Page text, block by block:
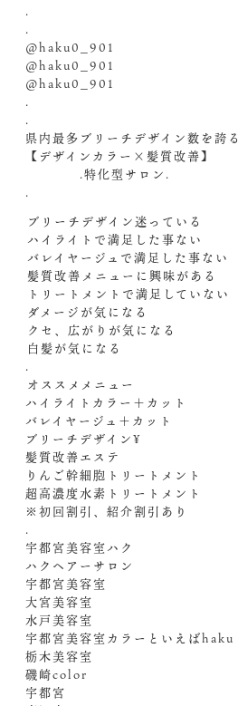
.
.
@haku0_901
@haku0_901
@haku0_901
.
.
県内最多ブリーチデザイン数を誇る
【デザインカラー×髪質改善】
.特化型サロン.
.
️ブリーチデザイン迷っている
️ハイライトで満足した事ない
️バレイヤージュで満足した事ない
️髪質改善メニューに興味がある
️トリートメントで満足していない
️ダメージが気になる
️クセ、広がりが気になる
️白髪が気になる
.
️オススメメニュー️
ハイライトカラー＋カット
バレイヤージュ＋カット
ブリーチデザイン¥
髪質改善エステ
りんご幹細胞トリートメント
超高濃度水素トリートメント
※初回割引、紹介割引あり
.
宇都宮美容室ハク
ハクヘアーサロン
宇都宮美容室
大宮美容室
水戸美容室
宇都宮美容室カラーといえばhaku
栃木美容室
磯崎color
宇都宮